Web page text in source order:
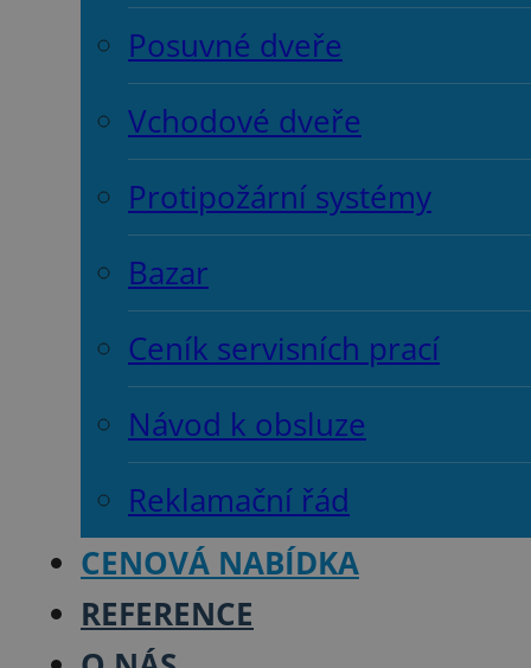
Posuvné dveře
Vchodové dveře
Protipožární systémy
Bazar
Ceník servisních prací
Návod k obsluze
Reklamační řád
CENOVÁ NABÍDKA
REFERENCE